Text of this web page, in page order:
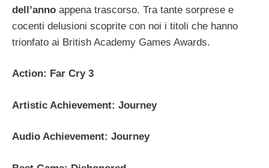
dell’anno appena trascorso. Tra tante sorprese e
cocenti delusioni scoprite con noi i titoli che hanno
trionfato ai British Academy Games Awards.
Action: Far Cry 3
Artistic Achievement: Journey
Audio Achievement: Journey